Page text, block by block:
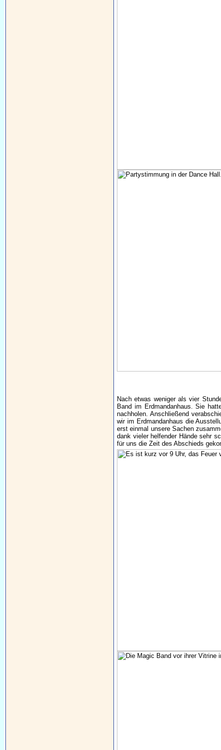
Nach etwas weniger als vier
Band im Erdmandanhaus. Sie
nachholen. Anschließend
wir im Erdmandanhaus die
erst einmal unsere Sachen
dank vieler helfender Hände sehr
für uns die Zeit des Abschieds